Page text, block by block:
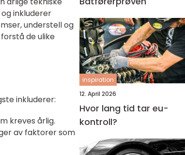
inkluderer
understell og
de ulike
inkluderer:
kreves årlig.
av faktorer som
inspiration
12. April 2026
Hvor lang tid tar eu-
kontroll?